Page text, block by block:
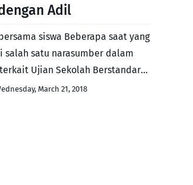
Adil
Beberapa saat yang
salah satu narasumber dalam
Ujian Sekolah Berstandar
March 21, 2018